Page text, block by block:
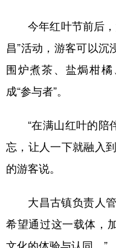
今年红叶节前后，
昌”活动，游客可以沉
围炉煮茶、盐焗柑
成“参与者”。
“在满山红叶的陪
忘，让人一下就融入
的游客说。
大昌古镇负责人管
希望通过这一载体，